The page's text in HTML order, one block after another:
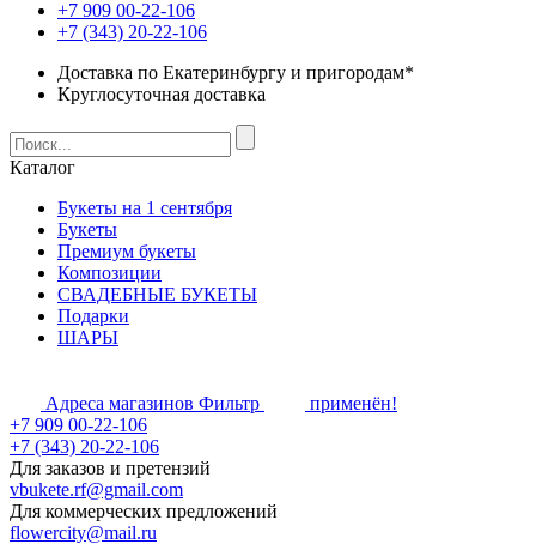
+7 909 00-22-106
+7 (343) 20-22-106
Доставка по Екатеринбургу и пригородам*
Круглосуточная доставка
Каталог
Букеты на 1 сентября
Букеты
Премиум букеты
Композиции
СВАДЕБНЫЕ БУКЕТЫ
Подарки
ШАРЫ
Адреса магазинов Фильтр
применён!
+7 909 00-22-106
+7 (343) 20-22-106
Для заказов и претензий
vbukete.rf@gmail.com
Для коммерческих предложений
flowercity@mail.ru